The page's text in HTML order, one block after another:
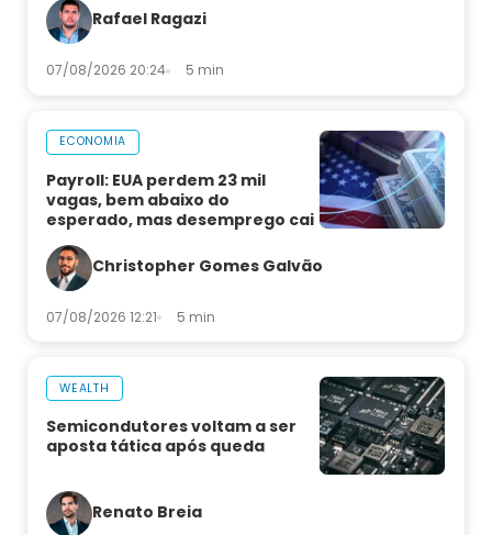
Rafael Ragazi
07/08/2026 20:24 5 min
ECONOMIA
Payroll: EUA perdem 23 mil
vagas, bem abaixo do
esperado, mas desemprego cai
Christopher Gomes Galvão
07/08/2026 12:21 5 min
WEALTH
Semicondutores voltam a ser
aposta tática após queda
Renato Breia